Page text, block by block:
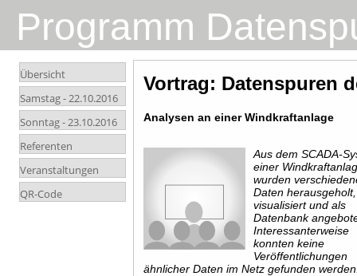
Programm
Übersicht
Samstag -22.10.2016
Sonntag -23.10.2016
Referenten
Veranstaltungen
QR-Code
Vortrag: Datenspuren
Analysen an einer Windkraftanlage
Aus dem SCADA-
einer
wurden
Daten herausgeholt,
visualisiert und als
Datenbank
Interessanterweise
konnten keine
Veröffentlichungen
ähnlicher Daten im Netz gefunden